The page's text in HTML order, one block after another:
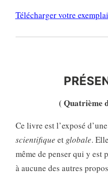
Télécharger votre
( Quatrième
Ce livre est l’exposé d’une
scientifique et globale.
même de penser qui y est
à aucune des autres